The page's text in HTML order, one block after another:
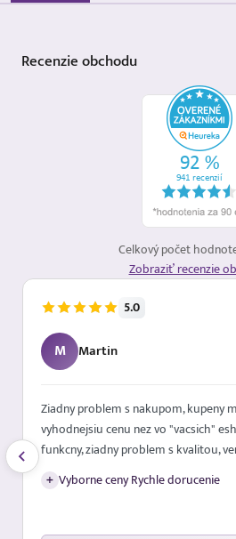
Recenzieobchodu
Celkový počet
Zobraziť recenzie
5.0
M Martin
Ziadny problem s nakupom, kupeny
vyhodnejsiu cenu nez vo "vacsich"
funkcny, ziadny problem s kvalitou,
+ Vyborne ceny Rychle dorucenie